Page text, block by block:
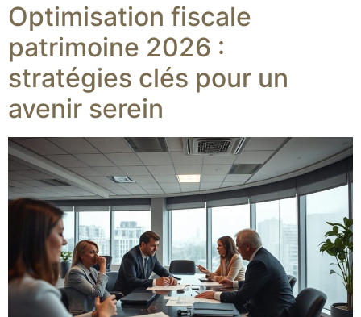
Optimisation fiscale
patrimoine 2026 :
stratégies clés pour un
avenir serein